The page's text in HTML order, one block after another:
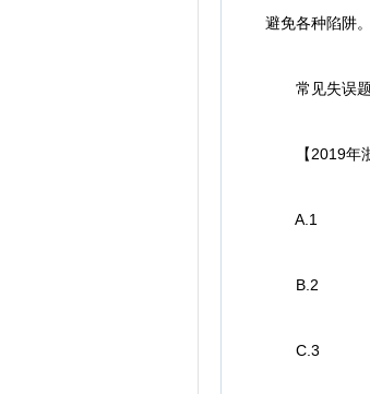
避免各种陷阱。
常见失误题
【2019年浙
A.1
B.2
C.3